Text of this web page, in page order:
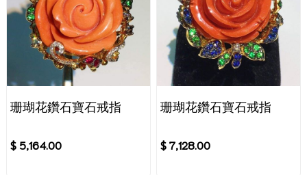
珊瑚花鑽石寶石戒指
$ 5,164.00
珊瑚花鑽石寶石戒指
$ 7,128.00